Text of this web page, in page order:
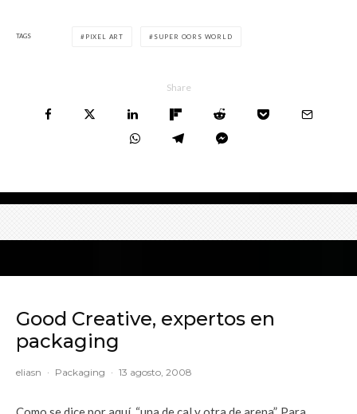
TAGS PIXEL ART SUPER OORS WORLD
Share
Good Creative, expertos en
packaging
eliasn · Packaging · 13 agosto, 2008